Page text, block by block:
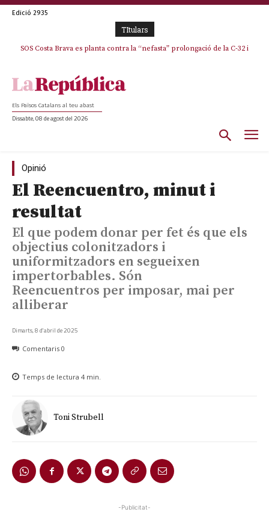
Edició 2935
TItulars
SOS Costa Brava es planta contra la “nefasta” prolongació de la C-32 i
La memòria viva de Josep Sunyol uneix l’esport i la cultura en un emotiu
Els Països Catalans al teu abast
Dissabte, 08 de agost del 2026
Opinió
El Reencuentro, minut i
resultat
El que podem donar per fet és que els
objectius colonitzadors i
uniformitzadors en segueixen
impertorbables. Són
Reencuentros per imposar, mai per
alliberar
Dimarts, 8 d'abril de 2025
Comentaris 0
Temps de lectura 4 min.
Toni Strubell
-Publicitat-